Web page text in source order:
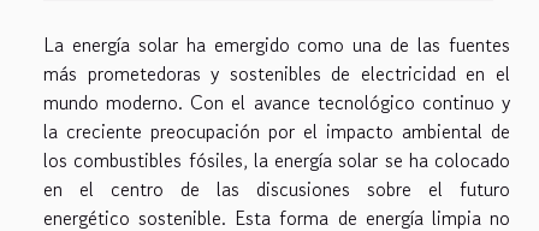
La energía solar ha emergido como una de las fuentes
más prometedoras y sostenibles de electricidad en el
mundo moderno. Con el avance tecnológico continuo y
la creciente preocupación por el impacto ambiental de
los combustibles fósiles, la energía solar se ha colocado
en el centro de las discusiones sobre el futuro
energético sostenible. Esta forma de energía limpia no